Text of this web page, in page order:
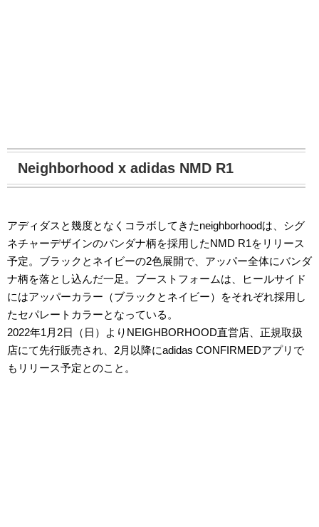
Neighborhood x adidas NMD R1
アディダスと幾度となくコラボしてきたneighborhoodは、シグ
ネチャーデザインのバンダナ柄を採用したNMD R1をリリース
予定。ブラックとネイビーの2色展開で、アッパー全体にバンダ
ナ柄を落とし込んだ一足。ブーストフォームは、ヒールサイド
にはアッパーカラー（ブラックとネイビー）をそれぞれ採用し
たセパレートカラーとなっている。
2022年1月2日（日）よりNEIGHBORHOOD直営店、正規取扱
店にて先行販売され、2月以降にadidas CONFIRMEDアプリで
もリリース予定とのこと。